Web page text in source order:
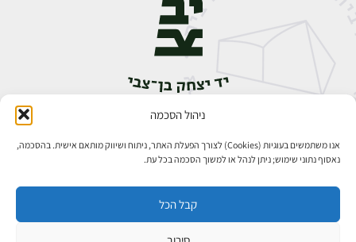
ניהול הסכמה
אנו משתמשים בעוגיות (Cookies) לצורך הפעלת האתר, ניתוח ושיווק מותאם אישית. בהסכמה,
נאסוף נתוני שימוש; ניתן לנהל או למשוך הסכמה בכל עת.
קבל הכל
אבן גבירול 14, רחביה, ירושלים